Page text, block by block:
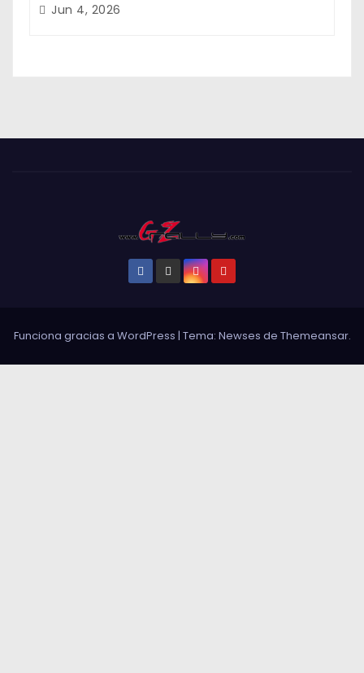
Jun 4, 2026
Funciona gracias a WordPress | Tema: Newses de Themeansar.